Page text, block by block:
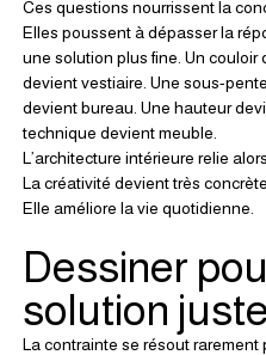
Ces questions nourrissent la
Elles poussent à dépasser la
une solution plus fine. Un
devient vestiaire. Une sous-
devient bureau. Une hauteur
technique devient meuble.
L’architecture intérieure relie
La créativité devient très concrète.
Elle améliore la vie quotidienne.
Dessiner
solution juste
La contrainte se résout rarement